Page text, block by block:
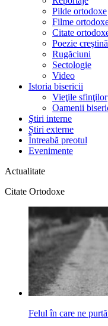
Pilde ortodoxe
Filme
Citate
Poezie creştină
Rugăciuni
Sectologie
Video
Istoria bisericii
Vieţile sfinţilor
Oamenii
Ştiri interne
Știri externe
Întreabă preotul
Evenimente
Actualitate
Citate Ortodoxe
Felul în care ne